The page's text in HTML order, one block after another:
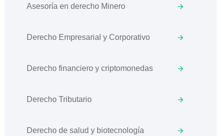
Asesoría en derecho Minero
Derecho Empresarial y Corporativo
Derecho financiero y criptomonedas
Derecho Tributario
Derecho de salud y biotecnología